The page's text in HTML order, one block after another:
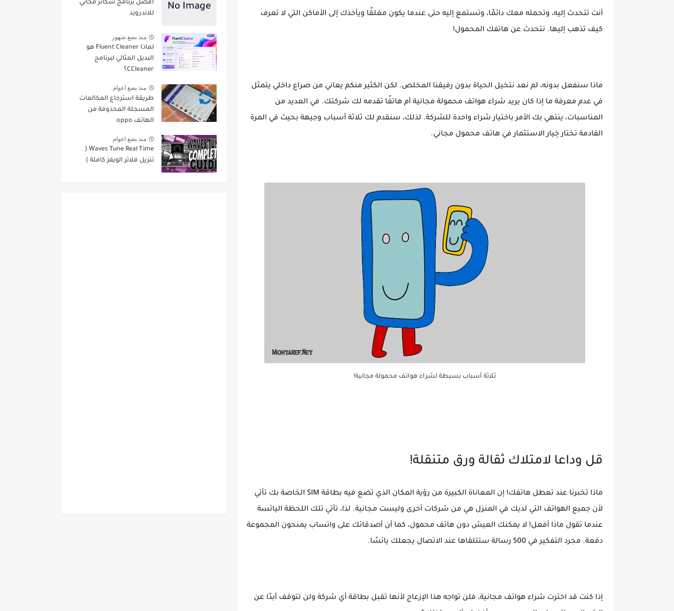
أنت تتحدث إليه، وتحمله معك دائمًا، وتستمع إليه حتى عندما يكون مغلقًا ويأخذك إلى الأماكن التي لا تعرف
كيف تذهب إليها. نتحدث عن هاتفك المحمول!
ماذا سنفعل بدونه، لم نعد نتخيل الحياة بدون رفيقنا المخلص. لكن الكثير منكم يعاني من صراع داخلي يتمثل
في عدم معرفة ما إذا كان يريد شراء هواتف محمولة مجانية أم هاتفًا تقدمه لك شركتك. في العديد من
المناسبات، ينتهي بك الأمر باختيار شراء واحدة للشركة. لذلك، سنقدم لك ثلاثة أسباب وجيهة بحيث في المرة
القادمة تختار خِيار الاستثمار في هاتف محمول مجاني.
ثلاثة أسباب بسيطة لشراء هواتف محمولة مجانية!
قل وداعا لامتلاك ثقالة ورق متنقلة!
ماذا تخبرنا عند تعطل هاتفك! إن المعاناة الكبيرة من رؤية المكان الذي تضع فيه بطاقة SIM الخاصة بك تأتي
لأن جميع الهواتف التي لديك في المنزل هي من شركات أخرى وليست مجانية. لذا، تأتي تلك اللحظة اليائسة
عندما تقول ماذا أفعل! لا يمكنك العيش دون هاتف محمول، كما أن أصدقائك على واتساب يمنحون المجموعة
دفعة. مجرد التفكير في 500 رسالة ستتلقاها عند الاتصال يجعلك يائسًا.
إذا كنت قد اخترت شراء هواتف مجانية، فلن تواجه هذا الإزعاج لأنها تقبل بطاقة أي شركة ولن تتوقف أبدًا عن
أفضل برنامج سكانر مجاني
للاندرويد
منذ بضع شهور
لماذا Fluent Cleaner هو
البديل المثالي لبرنامج
CCleaner؟
منذ بضع اعوام
طريقة استرجاع المكالمات
المسجلة المحذوفة من
الهاتف oppo
منذ بضع اعوام
Waves Tune Real Time (
تنزيل فلاتر الويفز كاملة )